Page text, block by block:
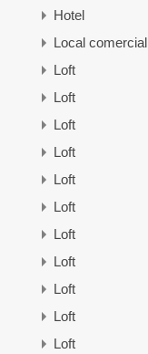
Hotel
Local comercial
Loft
Loft
Loft
Loft
Loft
Loft
Loft
Loft
Loft
Loft
Loft